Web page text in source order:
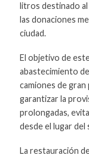
litros destinado al
las donaciones
ciudad.
El objetivo de
abastecimiento
camiones de gran
garantizar la
prolongadas,
desde el lugar del
La restauración